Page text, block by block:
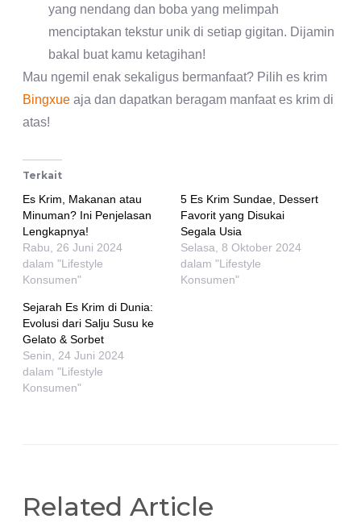
yang nendang dan boba yang melimpah
menciptakan tekstur unik di setiap gigitan. Dijamin
bakal buat kamu ketagihan!
Mau ngemil enak sekaligus bermanfaat? Pilih es krim
Bingxue aja dan dapatkan beragam manfaat es krim di
atas!
Terkait
Es Krim, Makanan atau
Minuman? Ini Penjelasan
Lengkapnya!
Rabu, 26 Juni 2024
dalam "Lifestyle
Konsumen"
5 Es Krim Sundae, Dessert
Favorit yang Disukai
Segala Usia
Selasa, 8 Oktober 2024
dalam "Lifestyle
Konsumen"
Sejarah Es Krim di Dunia:
Evolusi dari Salju Susu ke
Gelato & Sorbet
Senin, 24 Juni 2024
dalam "Lifestyle
Konsumen"
Related Article